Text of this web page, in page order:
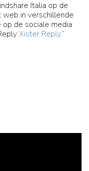
Italia op de
in verschillende
de sociale media
Xister Reply.”